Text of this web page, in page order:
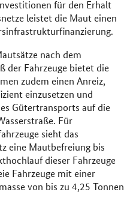
für den Erhalt
leistet die Maut einen
nach dem
der Fahrzeuge bietet die
zudem einen Anreiz,
einzusetzen und
Gütertransports auf die
Für
sieht das
eine Mautbefreiung bis
dieser Fahrzeuge
Fahrzeuge mit einer
von bis zu 4,25 Tonnen